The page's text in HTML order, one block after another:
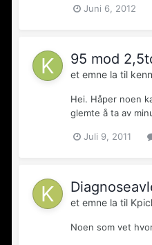
Juni 6, 2012
95 mod
et emne la til
Hei. Håper noen
glemte å ta av
Juli 9, 2011
et emne la til
Noen som vet